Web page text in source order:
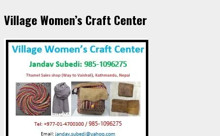
Village Women’s Craft Center